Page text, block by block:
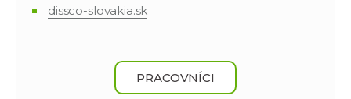
dissco-slovakia.sk
PRACOVNÍCI